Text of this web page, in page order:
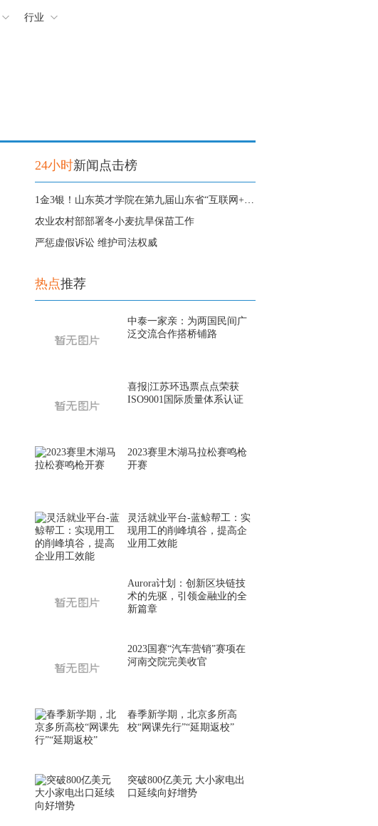
行业
24小时新闻点击榜
1金3银！山东英才学院在第九届山东省“互联网+”大学生创新创业大赛中获得
农业农村部部署冬小麦抗旱保苗工作
严惩虚假诉讼 维护司法权威
热点推荐
中泰一家亲：为两国民间广
泛交流合作搭桥铺路
喜报|江苏环迅票点点荣获
ISO9001国际质量体系认证
2023赛里木湖马拉松赛鸣枪
开赛
灵活就业平台-蓝鲸帮工：实
现用工的削峰填谷，提高企
业用工效能
Aurora计划：创新区块链技
术的先驱，引领金融业的全
新篇章
2023国赛“汽车营销”赛项在
河南交院完美收官
春季新学期，北京多所高
校“网课先行”“延期返校”
突破800亿美元 大小家电出
口延续向好增势